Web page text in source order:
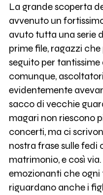
La grande scoperta
avvenuto un
avuto tutta una serie
prime file, ragazzi
seguito per tantissime
comunque,
evidentemente
sacco di vecchie
magari non riescono
concerti, ma ci
nostra frase sulle fedi
matrimonio, e così
emozionanti che
riguardano anche i